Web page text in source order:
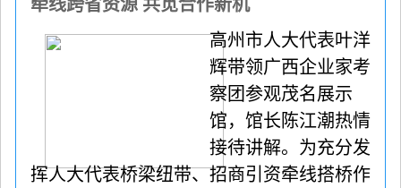
高州市人大代表叶洋
辉带领广西企业家考
察团参观茂名展示
馆，馆长陈江潮热情
接待讲解。为充分发
挥人大代表桥梁纽带、招商引资牵线搭桥作